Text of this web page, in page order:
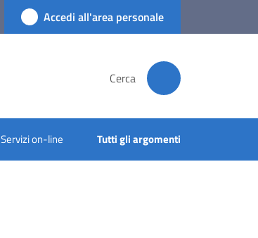
Accedi all'area personale
Cerca
Servizi on-line Tutti gli argomenti